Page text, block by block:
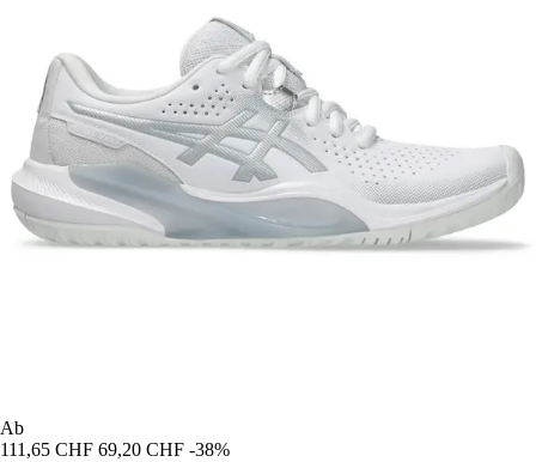
Ab
111,65 CHF 69,20 CHF -38%